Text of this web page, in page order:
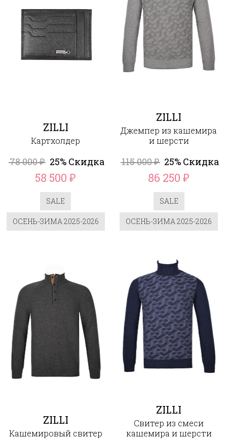
ZILLI
Картхолдер
78 000₽ 25% Скидка
58 500₽
SALE
ОСЕНЬ-ЗИМА 2025-2026
ZILLI
Джемпер из кашемира
и шерсти
115 000₽ 25% Скидка
86 250₽
SALE
ОСЕНЬ-ЗИМА 2025-2026
ZILLI
Кашемировый свитер
ZILLI
Свитер из смеси
кашемира и шерсти